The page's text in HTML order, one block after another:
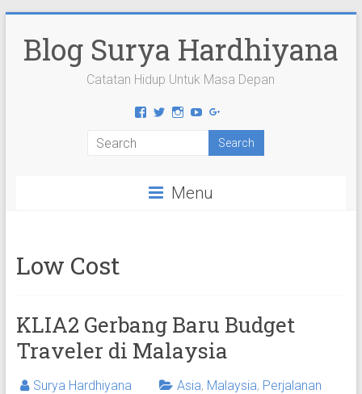
content
Blog Surya Hardhiyana
Catatan Hidup Untuk Masa Depan
ViewViewViewView
profileprofile
on
Menu
Low Cost
KLIA2 Gerbang Baru Budget
Traveler di Malaysia
Surya Hardhiyana Asia, Malaysia, Perjalanan